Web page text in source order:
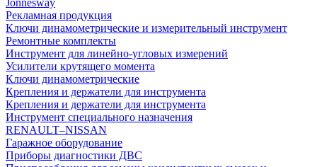
Jonnesway
Рекламная продукция
Ключи динамометрические и измерительный инструмент
Ремонтные комплекты
Инструмент для линейно-угловых измерений
Усилители крутящего момента
Ключи динамометрические
Крепления и держатели для инструмента
Крепления и держатели для инструмента
Инструмент специального назначения
RENAULT–NISSAN
Гаражное оборудование
Приборы диагностики ДВС